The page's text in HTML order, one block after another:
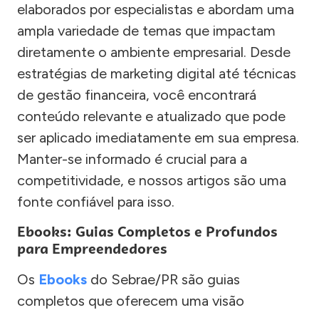
elaborados por especialistas e abordam uma
ampla variedade de temas que impactam
diretamente o ambiente empresarial. Desde
estratégias de marketing digital até técnicas
de gestão financeira, você encontrará
conteúdo relevante e atualizado que pode
ser aplicado imediatamente em sua empresa.
Manter-se informado é crucial para a
competitividade, e nossos artigos são uma
fonte confiável para isso.
Ebooks: Guias Completos e Profundos
para Empreendedores
Os Ebooks do Sebrae/PR são guias
completos que oferecem uma visão